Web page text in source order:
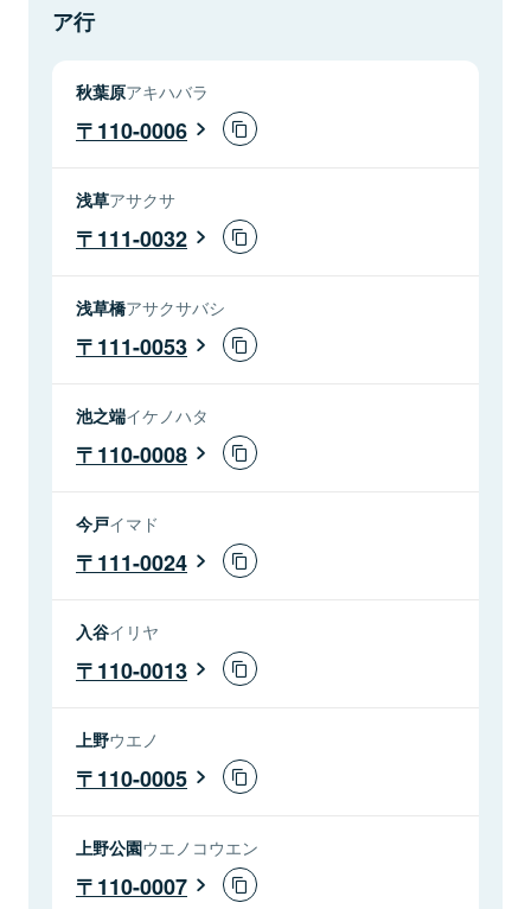
ア行
秋葉原アキハバラ
110-0006
浅草アサクサ
111-0032
浅草橋アサクサバシ
111-0053
池之端イケノハタ
110-0008
今戸イマド
111-0024
入谷イリヤ
110-0013
上野ウエノ
110-0005
上野公園ウエノコウエン
110-0007